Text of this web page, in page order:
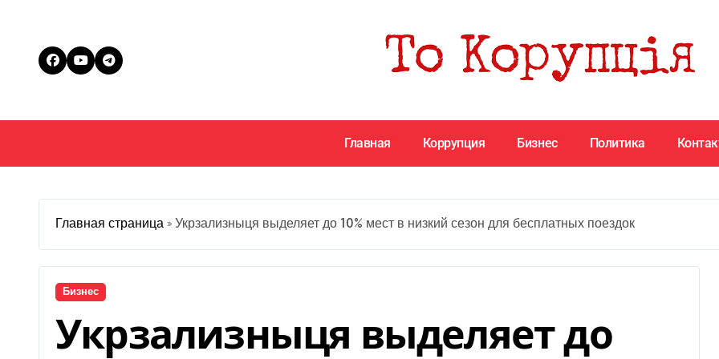
Главная Коррупция Бизнес Политика
Главная страница » Укрзализныця выделяет до 10% мест в низкий сезон для бесплатных поездок
Бизнес
Укрзализныця выделяет до